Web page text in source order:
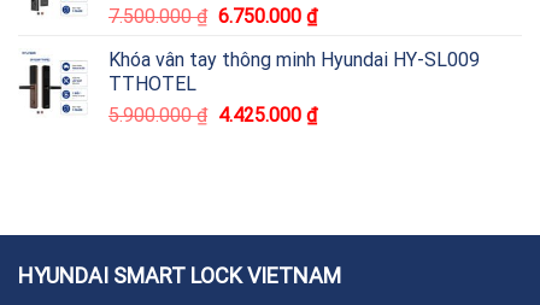
7.500.000₫ 6.750.000 ₫
Khóa vân tay thông minh Hyundai HY-SL009
TTHOTEL
5.900.000₫ 4.425.000 ₫
HYUNDAI SMART LOCK VIETNAM